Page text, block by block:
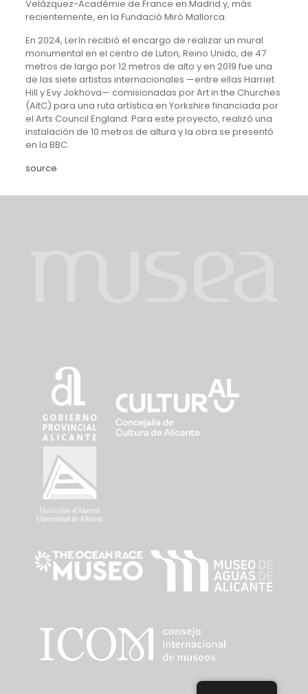
Velázquez-Académie de France en Madrid y, más
recientemente, en la Fundació Miró Mallorca.
En 2024, Lerín recibió el encargo de realizar un mural
monumental en el centro de Luton, Reino Unido, de 47
metros de largo por 12 metros de alto y en 2019 fue una
de las siete artistas internacionales —entre ellas Harriet
Hill y Evy Jokhova— comisionadas por Art in the Churches
(AitC) para una ruta artística en Yorkshire financiada por
el Arts Council England. Para este proyecto, realizó una
instalación de 10 metros de altura y la obra se presentó
en la BBC.
source